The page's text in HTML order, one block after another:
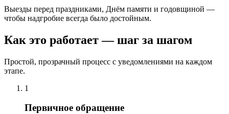
Выезды перед праздниками, Днём памяти и годовщиной —
чтобы надгробие всегда было достойным.
Как это работает — шаг за шагом
Простой, прозрачный процесс с уведомлениями на каждом
этапе.
1
Первичное обращение